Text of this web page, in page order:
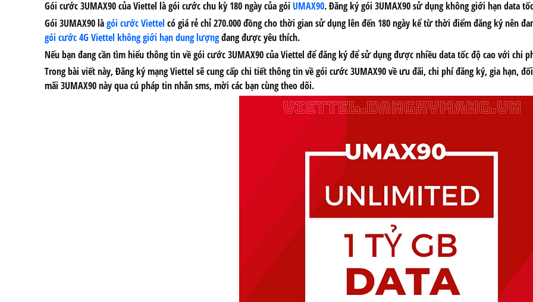
Gói cước 3UMAX90 của Viettel là gói cước chu kỳ 180 ngày của gói UMAX90. Đăng ký gói 3UMAX90 sử dụng không giới hạn data
Gói 3UMAX90làgói cước Viettel có giá rẻ chỉ 270.000 đồng cho thời gian sử dụng lên đến 180 ngày kể từ thời điểm đăng ký nên
gói cước 4G Viettel không giới hạn dung lượngđang được yêu thích.
Nếu bạn đang cần tìm hiểu thông tin về gói cước 3UMAX90 của Viettel để đăng ký để sử dụng được nhiều data tốc độ cao với
Trong bài viết này, Đăng ký mạng Viettel sẽ cung cấp chi tiết thông tin về gói cước 3UMAX90 về ưu đãi, chi phí đăng ký, gia hạn,
mãi 3UMAX90này qua cú pháp tin nhắn sms, mời các bạn cùng theo dõi.